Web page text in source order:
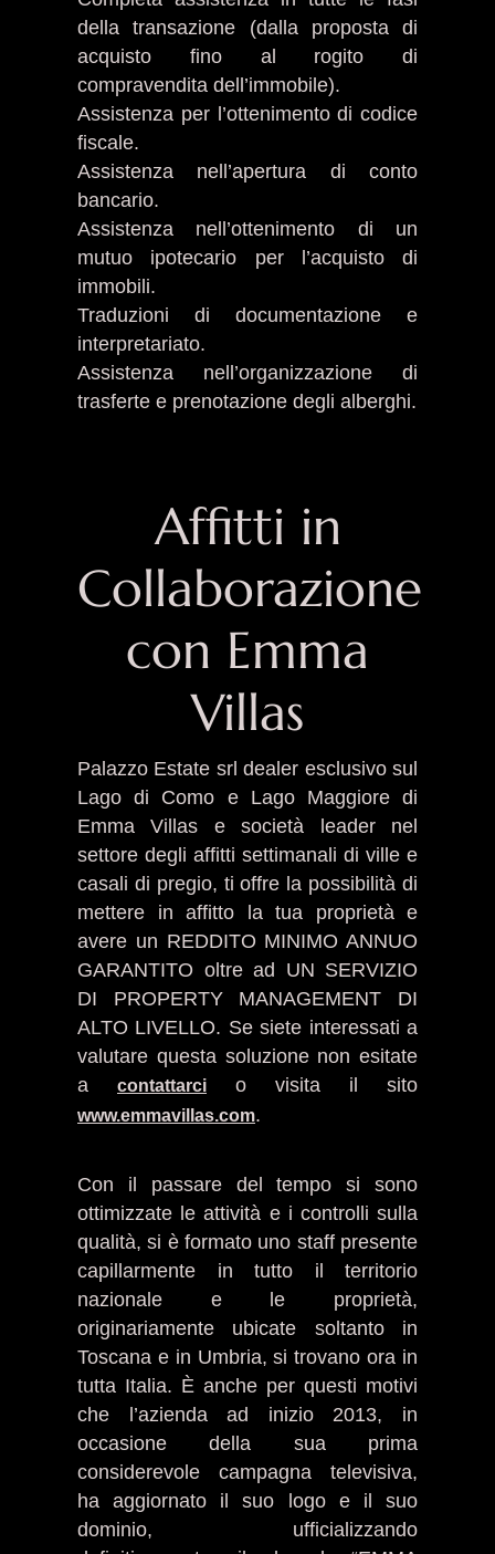
della transazione (dalla proposta di
acquisto fino al rogito di
compravendita dell’immobile).
Assistenza per l’ottenimento di codice
fiscale.
Assistenza nell’apertura di conto
bancario.
Assistenza nell’ottenimento di un
mutuo ipotecario per l’acquisto di
immobili.
Traduzioni di documentazione e
interpretariato.
Assistenza nell’organizzazione di
trasferte e prenotazione degli alberghi.
Affitti in
Collaborazione
con Emma
Villas
Palazzo Estate srl dealer esclusivo sul
Lago di Como e Lago Maggiore di
Emma Villas e società leader nel
settore degli affitti settimanali di ville e
casali di pregio, ti offre la possibilità di
mettere in affitto la tua proprietà e
avere un REDDITO MINIMO ANNUO
GARANTITO oltre ad UN SERVIZIO
DI PROPERTY MANAGEMENT DI
ALTO LIVELLO. Se siete interessati a
valutare questa soluzione non esitate
a contattarci o visita il sito
www.emmavillas.com.
Con il passare del tempo si sono
ottimizzate le attività e i controlli sulla
qualità, si è formato uno staff presente
capillarmente in tutto il territorio
nazionale e le proprietà,
originariamente ubicate soltanto in
Toscana e in Umbria, si trovano ora in
tutta Italia. È anche per questi motivi
che l’azienda ad inizio 2013, in
occasione della sua prima
considerevole campagna televisiva,
ha aggiornato il suo logo e il suo
dominio, ufficializzando